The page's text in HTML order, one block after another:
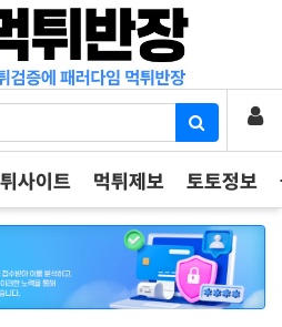
로
사이트 먹튀제보 토토정보